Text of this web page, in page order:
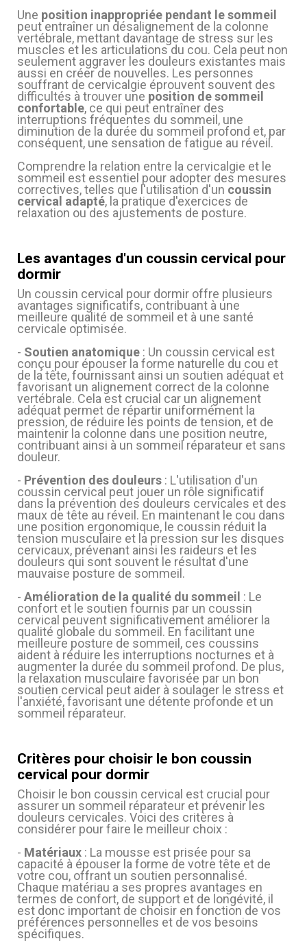
(1 avis)
(7 avis)
Une position inappropriée pendant le sommeil
peut entraîner un désalignement de la colonne
vertébrale, mettant davantage de stress sur les
muscles et les articulations du cou. Cela peut non
seulement aggraver les douleurs existantes mais
aussi en créer de nouvelles. Les personnes
souffrant de cervicalgie éprouvent souvent des
difficultés à trouver une position de sommeil
confortable, ce qui peut entraîner des
interruptions fréquentes du sommeil, une
diminution de la durée du sommeil profond et, par
conséquent, une sensation de fatigue au réveil.
Comprendre la relation entre la cervicalgie et le
sommeil est essentiel pour adopter des mesures
correctives, telles que l'utilisation d'un coussin
cervical adapté, la pratique d'exercices de
relaxation ou des ajustements de posture.
Les avantages d'un coussin cervical pour
dormir
Un coussin cervical pour dormir offre plusieurs
avantages significatifs, contribuant à une
meilleure qualité de sommeil et à une santé
cervicale optimisée.
- Soutien anatomique : Un coussin cervical est
conçu pour épouser la forme naturelle du cou et
de la tête, fournissant ainsi un soutien adéquat et
favorisant un alignement correct de la colonne
vertébrale. Cela est crucial car un alignement
adéquat permet de répartir uniformément la
pression, de réduire les points de tension, et de
maintenir la colonne dans une position neutre,
contribuant ainsi à un sommeil réparateur et sans
douleur.
- Prévention des douleurs : L'utilisation d'un
coussin cervical peut jouer un rôle significatif
dans la prévention des douleurs cervicales et des
maux de tête au réveil. En maintenant le cou dans
une position ergonomique, le coussin réduit la
tension musculaire et la pression sur les disques
cervicaux, prévenant ainsi les raideurs et les
douleurs qui sont souvent le résultat d'une
mauvaise posture de sommeil.
- Amélioration de la qualité du sommeil : Le
confort et le soutien fournis par un coussin
cervical peuvent significativement améliorer la
qualité globale du sommeil. En facilitant une
meilleure posture de sommeil, ces coussins
aident à réduire les interruptions nocturnes et à
augmenter la durée du sommeil profond. De plus,
la relaxation musculaire favorisée par un bon
soutien cervical peut aider à soulager le stress et
l'anxiété, favorisant une détente profonde et un
sommeil réparateur.
Critères pour choisir le bon coussin
cervical pour dormir
Choisir le bon coussin cervical est crucial pour
assurer un sommeil réparateur et prévenir les
douleurs cervicales. Voici des critères à
considérer pour faire le meilleur choix :
- Matériaux : La mousse est prisée pour sa
capacité à épouser la forme de votre tête et de
votre cou, offrant un soutien personnalisé.
Chaque matériau a ses propres avantages en
termes de confort, de support et de longévité, il
est donc important de choisir en fonction de vos
préférences personnelles et de vos besoins
spécifiques.